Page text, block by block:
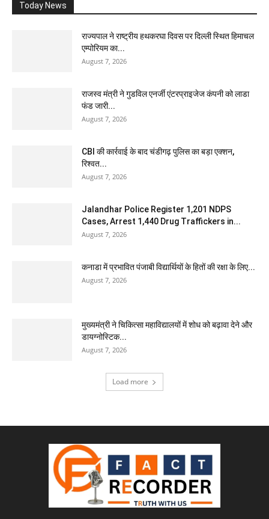
Today News
राज्यपाल ने राष्ट्रीय हथकरघा दिवस पर दिल्ली स्थित हिमाचल
एम्पोरियम का...
August 7, 2026
राजस्व मंत्री ने गुडविल एनर्जी एंटरप्राइजेज कंपनी को लाडा
फंड जारी...
August 7, 2026
CBI की कार्रवाई के बाद चंडीगढ़ पुलिस का बड़ा एक्शन,
रिश्वत...
August 7, 2026
Jalandhar Police Register 1,201 NDPS
Cases, Arrest 1,440 Drug Traffickers in...
August 7, 2026
कनाडा में प्रभावित पंजाबी विद्यार्थियों के हितों की रक्षा के लिए...
August 7, 2026
मुख्यमंत्री ने चिकित्सा महाविद्यालयों में शोध को बढ़ावा देने और
डायग्नोस्टिक...
August 7, 2026
Load more